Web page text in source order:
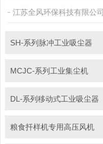
江苏全风环保科技有限公司
SH-系列脉冲工业吸尘器
MCJC-系列工业集尘机
DL-系列移动式工业吸尘器
粮食扦样机专用高压风机